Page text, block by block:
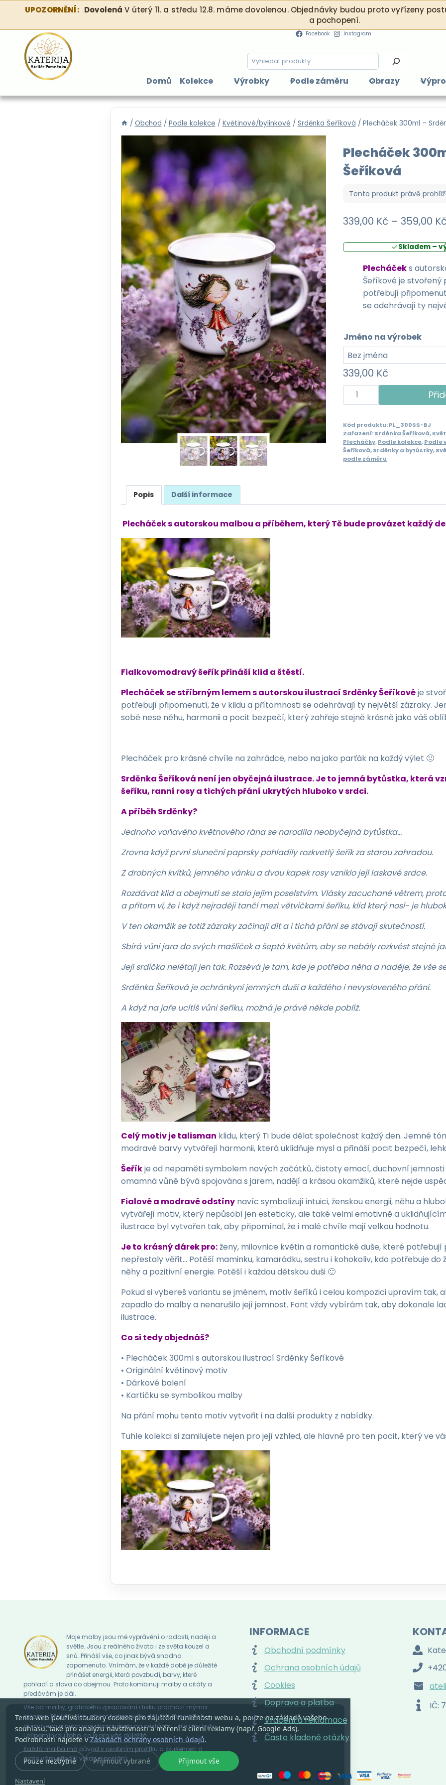
Přeskočit
obsah
UPOZORNĚNÍ: Dovolená V úterý 11. a středu 12.8. máme dovolenou. Objednávky budou proto vyřízeny
a pochopení.
Facebook Instagram
Hledání
Domů Kolekce Výrobky Podle záměru Obrazy
/ Obchod / Podle kolekce / Květinové/bylinkové / Srděnka Šeříková / Plecháček 300ml –
Plecháček
Šeříková
Tento produkt právě
339,00 Kč – 359,00 Kč
Skladem –
Plecháčeks
Šeříkové je stvořený
potřebují
se odehrávají ty
Jméno na výrobek
339,00 Kč
Plecháček
300ml
Srděnka
Šeříková
množství
Kód produktu:PL_300SS-BJ
Zařazení:Srděnka Šeříková,
Plecháčky,Podle kolekce,Podle
Šeříková,Srděnky a bytůstky,
podle záměru
Popis Další informace
Plecháček s autorskou malbou a příběhem, který Tě bude provázet každý
Fialkovomodravý šeřík přináší klid a štěstí.
Plecháček se stříbrným lemem s autorskou ilustrací Srděnky Šeříkovéje
potřebují připomenutí, že v klidu a přítomnosti se odehrávají ty největší zázraky.
sobě nese něhu, harmonii a pocit bezpečí, který zahřeje stejně krásně jako váš
Plecháček pro krásné chvíle na zahrádce, nebo na jako parťák na každý výlet 🙂
Srděnka Šeříková není jen obyčejná ilustrace. Je to jemná bytůstka, která
šeříku, ranní rosy a tichých přání ukrytých hluboko v srdci.
A příběh Srděnky?
Jednoho voňavého květnového rána se narodila neobyčejná bytůstka…
Zrovna když první sluneční paprsky pohladilyrozkvetlý šeřík za starou zahradou.
Z drobných kvítků, jemného vánku a dvou kapek rosy vzniklo její laskavé srdce.
Rozdávat klid a obejmutí se stalo jejím poselstvím. Vlásky zacuchané větrem,
a přitom ví, že i když nejraději tančí mezi větvičkami šeříku, klid který nosí- je
V ten okamžik se totiž zázraky začínají dít a i tichá přání se stávají skutečností.
Sbírá vůni jara do svých mašliček a šeptá květům, aby se nebály rozkvést stejně
Její srdíčka nelétají jen tak. Rozsévá je tam, kde je potřeba něha a naděje, že vše
Srděnka Šeříková je ochránkyní jemných duší a každého i nevysloveného přání.
A když na jaře ucítíš vůni šeříku, možná je právě někde poblíž.
Celý motiv je talisman klidu, který Ti bude dělat společnost každý den. Jemné
modravé barvy vytvářejí harmonii, která uklidňuje mysl a přináší pocit bezpečí,
Šeříkje od nepaměti symbolem nových začátků, čistoty emocí, duchovní
omamná vůně bývá spojována s jarem, nadějí a krásou okamžiků, které nejde
Fialové a modravé odstíny navíc symbolizují intuici, ženskou energii, něhu a
vytvářejí motiv, který nepůsobí jen esteticky, ale také velmi emotivně a
ilustrace byl vytvořen tak, aby připomínal, že i malé chvíle mají velkou hodnotu.
Je to krásný dárek pro:ženy, milovnice květin a romantické duše, které potřebují
nepřestaly věřit… Potěší maminku, kamarádku, sestru i kohokoliv, kdo potřebuje
něhy a pozitivní energie. Potěší i každou dětskou duši 🙂
Pokud si vybereš variantu se jménem, motiv šeříků i celou kompozici upravím tak,
zapadlo do malby a nenarušilo její jemnost. Font vždy vybírám tak, aby dokonale
ilustrace.
Co si tedy objednáš?
• Plecháček 300ml s autorskou ilustrací Srděnky Šeříkové
• Originální květinový motiv
• Dárkové balení
• Kartičku se symbolikou malby
Na přání mohu tento motiv vytvořit i na další produkty z nabídky.
Tuhle kolekci si zamilujete nejen pro její vzhled, ale hlavně pro ten pocit, který ve
Moje malby jsou mé vyprávění o radosti, naději a
světle. Jsou z reálného života i ze světa kouzel a
snů. Přináší vše, co jinak bývá snadno
zapomenuto. Vnímám, že v každé době je důležité
přinášet energii, která povzbudí, barvy, které
pohladí a slova co obejmou. Proto kombinuji malby a citáty a
předávám je dál.
Vše od malby, grafického zpracování i tisku prochází mýma
rukama. Přeji si nejen, aby mé obrazy žily dál, ať už ve vašich
domovech a nebo vás doprovázely na cestách … , ale aby byly
i připomínkou toho, co je pro vás důležité.
Každá malba má původ v osobním prožitku a zkušenosti a
proto vám přináší vzkaz a poslání.
INFORMACE
Obchodní podmínky
Ochrana osobních údajů
Cookies
Doprava a platba
Vracení a reklamace
Často kladené otázky
IČ:
Tento web používá soubory cookies pro zajištění funkčnosti webu a, pouze na základě vašeho
souhlasu, také pro analýzu návštěvnosti a měření a cílení reklamy (např. Google Ads).
Podrobnosti najdete vZásadách ochrany osobních údajů.
Pouze nezbytné Přijmout vybrané Přijmout vše
Nastavení